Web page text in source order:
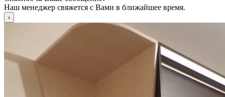
Наш менеджер свяжется с Вами в ближайшее время.